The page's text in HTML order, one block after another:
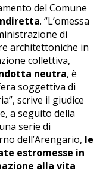
del Comune
. “L’omessa
di
architettoniche in
collettiva,
neutra, è
soggettiva di
scrive il giudice
a seguito della
serie di
dell’Arengario, le
estromesse in
alla vita